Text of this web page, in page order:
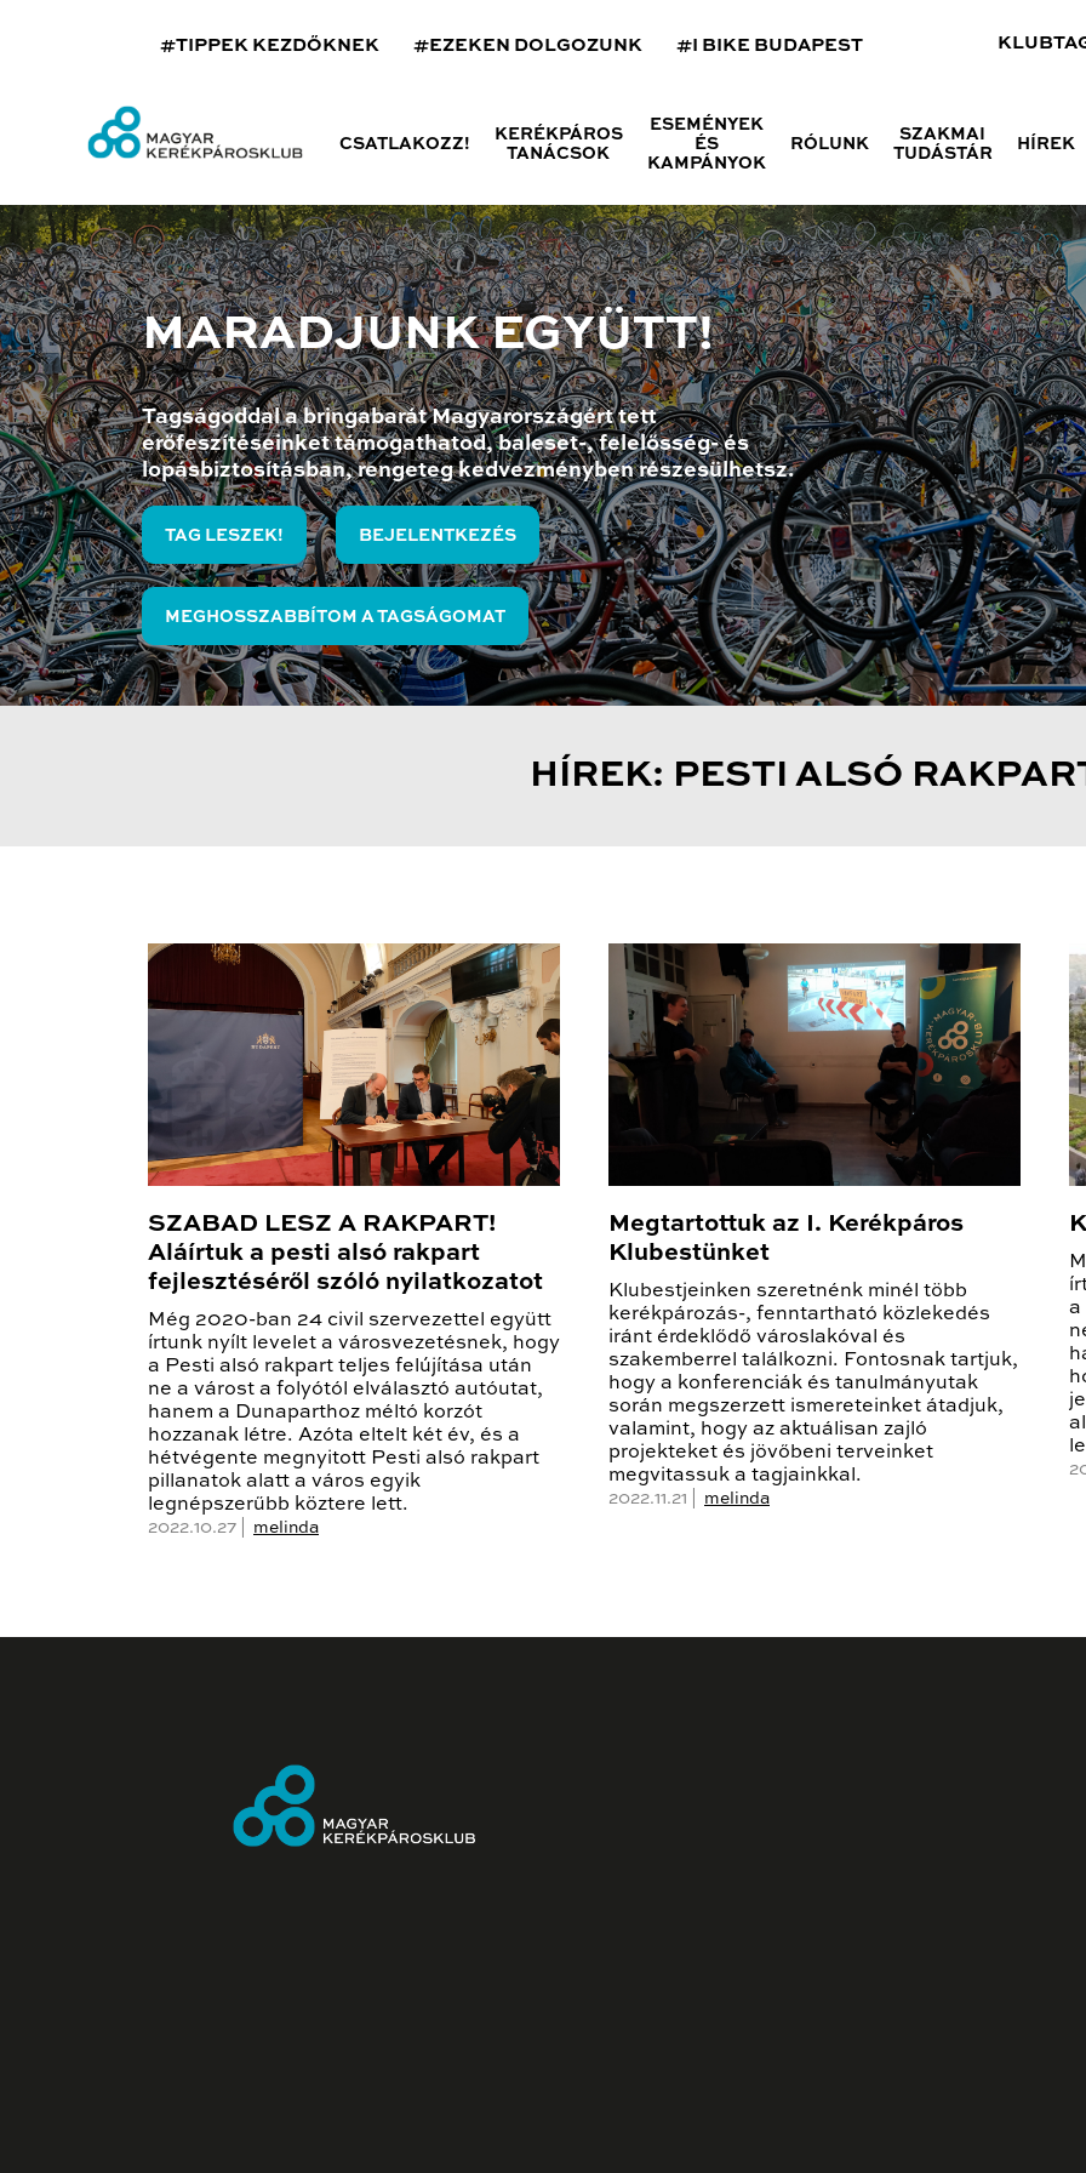
#TIPPEK KEZDŐKNEK #EZEKEN DOLGOZUNK #I BIKE BUDAPEST
CSATLAKOZZ!
KERÉKPÁROS
TANÁCSOK
ESEMÉNYEK
ÉS
KAMPÁNYOK
RÓLUNK
SZAKMAI
TUDÁSTÁR
HÍREK
MARADJUNK EGYÜTT!
Tagságoddal a bringabarát Magyarországért tett
erőfeszítéseinket támogathatod, baleset-, felelősség- és
lopásbiztosításban, rengeteg kedvezményben részesülhetsz.
TAG LESZEK! BEJELENTKEZÉS
MEGHOSSZABBÍTOM A TAGSÁGOMAT
HÍREK: PESTI ALSÓ
SZABAD LESZ A RAKPART!
Aláírtuk a pesti alsó rakpart
fejlesztéséről szóló nyilatkozatot
Még 2020-ban 24 civil szervezettel együtt
írtunk nyílt levelet a városvezetésnek, hogy
a Pesti alsó rakpart teljes felújítása után
ne a várost a folyótól elválasztó autóutat,
hanem a Dunaparthoz méltó korzót
hozzanak létre. Azóta eltelt két év, és a
hétvégente megnyitott Pesti alsó rakpart
pillanatok alatt a város egyik
legnépszerűbb köztere lett.
2022.10.27 | melinda
Megtartottuk az I. Kerékpáros
Klubestünket
Klubestjeinken szeretnénk minél több
kerékpározás-, fenntartható közlekedés
iránt érdeklődő városlakóval és
szakemberrel találkozni. Fontosnak tartjuk,
hogy a konferenciák és tanulmányutak
során megszerzett ismereteinket átadjuk,
valamint, hogy az aktuálisan zajló
projekteket és jövőbeni terveinket
megvitassuk a tagjainkkal.
2022.11.21 | melinda
a